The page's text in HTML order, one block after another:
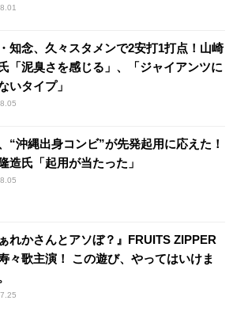
知念、久々スタメンで2安打1打点！山崎
「泥臭さを感じる」、「ジャイアンツに
いタイプ」
“沖縄出身コンビ”が先発起用に応えた！
造氏「起用が当たった」
ぁれかさんとアソぼ？』FRUITS ZIPPER
々歌主演！ この遊び、やってはいけま